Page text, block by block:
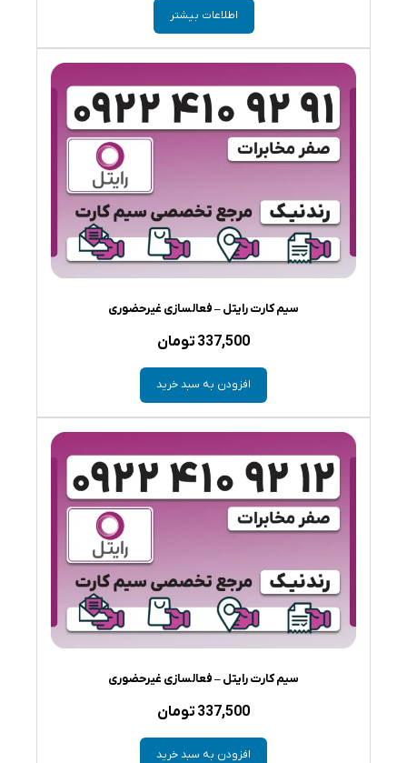
اطلاعات بیشتر
سیم کارت رایتل – فعالسازی غیرحضوری
337,500 تومان
افزودن به سبد خرید
سیم کارت رایتل – فعالسازی غیرحضوری
337,500 تومان
افزودن به سبد خرید